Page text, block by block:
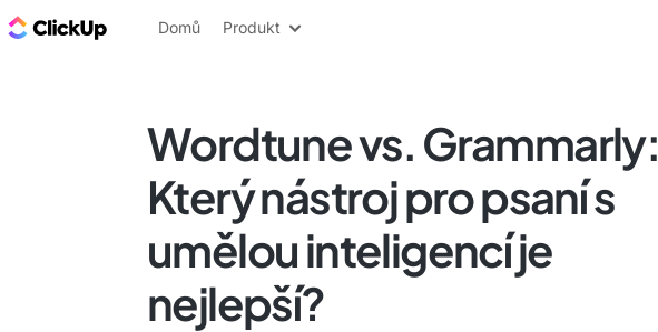
ClickUp blog
Domů Produkt
Wordtune vs. Grammarly:
Který nástroj pro psaní s
umělou inteligencí je
nejlepší?